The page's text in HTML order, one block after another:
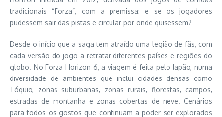
tradicionais “Forza”, com a premissa: e se os jogadores
pudessem sair das pistas e circular por onde quisessem?
Desde o início que a saga tem atraído uma legião de fãs, com
cada versão do jogo a retratar diferentes países e regiões do
globo. No Forza Horizon 6, a viagem é feita pelo Japão, numa
diversidade de ambientes que inclui cidades densas como
Tóquio, zonas suburbanas, zonas rurais, florestas, campos,
estradas de montanha e zonas cobertas de neve. Cenários
para todos os gostos que continuam a poder ser explorados